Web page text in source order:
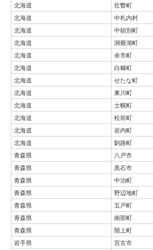
北海道
壮瞥町
北海道
中札内村
北海道
中頓別町
北海道
洞爺湖町
北海道
余市町
北海道
白糠町
北海道
せたな町
北海道
東川町
北海道
士幌町
北海道
松前町
北海道
岩内町
北海道
釧路町
青森県
八戸市
青森県
黒石市
青森県
中泊町
青森県
野辺地町
青森県
五戸町
青森県
南部町
青森県
階上町
岩手県
宮古市